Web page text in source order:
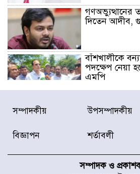
গণঅভ্যুত্থানের
দিতেন আদীব,
বাঁশখালীকে
পদক্ষেপ নেয়া
এমপি
বিদ্যুৎ-জ্বালানি
চেষ্টা করছে
৫ আহত, চীনে
সম্পাদকীয় উপসম্পাদকীয়
বিজ্ঞাপন শর্তাবলী
সম্পাদক ও